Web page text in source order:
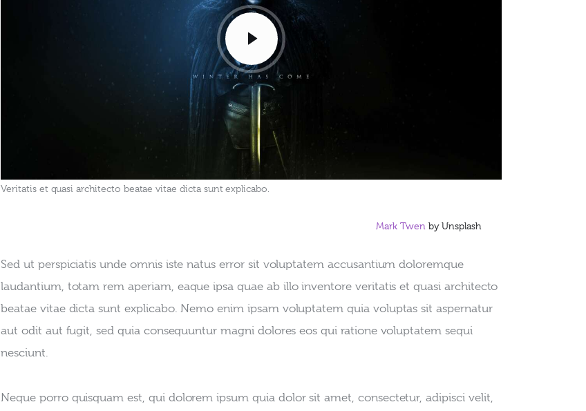
Veritatis et quasi architecto beatae vitae dicta sunt explicabo.
Mark Twen by Unsplash
Sed ut perspiciatis unde omnis iste natus error sit voluptatem accusantium doloremque
laudantium, totam rem aperiam, eaque ipsa quae ab illo inventore veritatis et quasi architecto
beatae vitae dicta sunt explicabo. Nemo enim ipsam voluptatem quia voluptas sit aspernatur
aut odit aut fugit, sed quia consequuntur magni dolores eos qui ratione voluptatem sequi
nesciunt.
Neque porro quisquam est, qui dolorem ipsum quia dolor sit amet, consectetur, adipisci velit,